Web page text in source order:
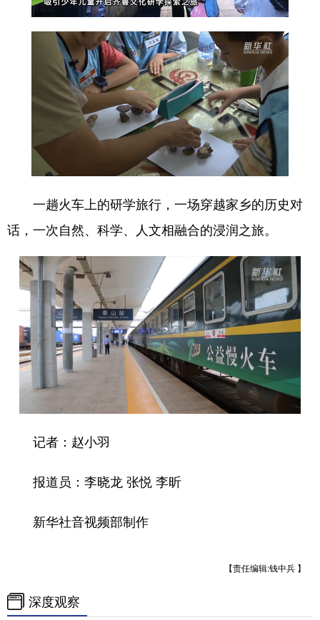
一趟火车上的研学旅行，一场穿越家乡的历史对
话，一次自然、科学、人文相融合的浸润之旅。
记者：赵小羽
报道员：李晓龙 张悦 李昕
新华社音视频部制作
【责任编辑:钱中兵 】
深度观察